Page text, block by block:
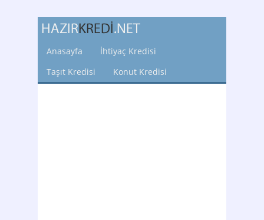
Anasayfa
İhtiyaç Kredisi
Taşıt Kredisi
Konut Kredisi